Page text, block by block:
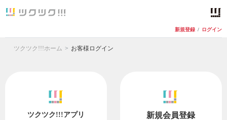
新規登録 / ログイン
ツクツク!!!ホーム お客様ログイン
ツクツク!!!アプリ
新規会員登録